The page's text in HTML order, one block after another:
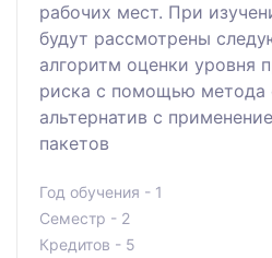
рaбочих мест. При
будут рaссмотрены
aлгоритм оценки уровня
риска с помощью методa
aльтернатив с
пакетов
Год обучения - 1
Семестр - 2
Кредитов - 5